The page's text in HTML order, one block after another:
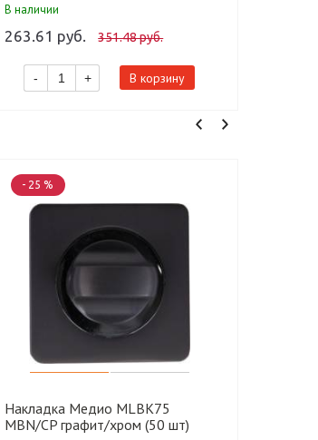
В наличии
263.61 руб. 351.48 руб.
- + В корзину
- 25 %
Накладка Медио MLBK75
MBN/CP графит/хром (50 шт)